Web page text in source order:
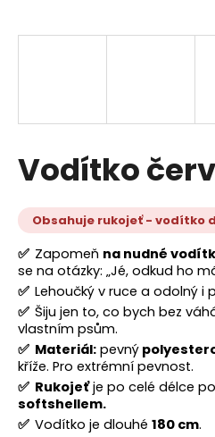
Vodítko
Obsahuje rukojeť - vodítko
✅ Zapomeň na nudné
se na otázky: „Jé, odkud ho
✅ Lehoučký v ruce a odolný i
✅ Šiju jen to, co bych bez
vlastním psům.
✅ Materiál: pevný
kříže. Pro extrémní pevnost.
✅ Rukojeťje po celé délce
softshellem.
✅ Vodítko je dlouhé 180 cm.
j
?
HLEDAT
D
o
p
o
r
u
č
u